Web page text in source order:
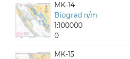
MK-14
Biograd n/m
1:100000
0
MK-15